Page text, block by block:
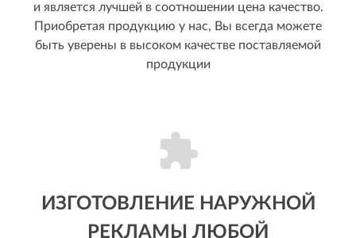
и является лучшей в соотношении цена качество.
Приобретая продукцию у нас, Вы всегда можете
быть уверены в высоком качестве поставляемой
продукции
ИЗГОТОВЛЕНИЕ НАРУЖНОЙ
РЕКЛАМЫ ЛЮБОЙ